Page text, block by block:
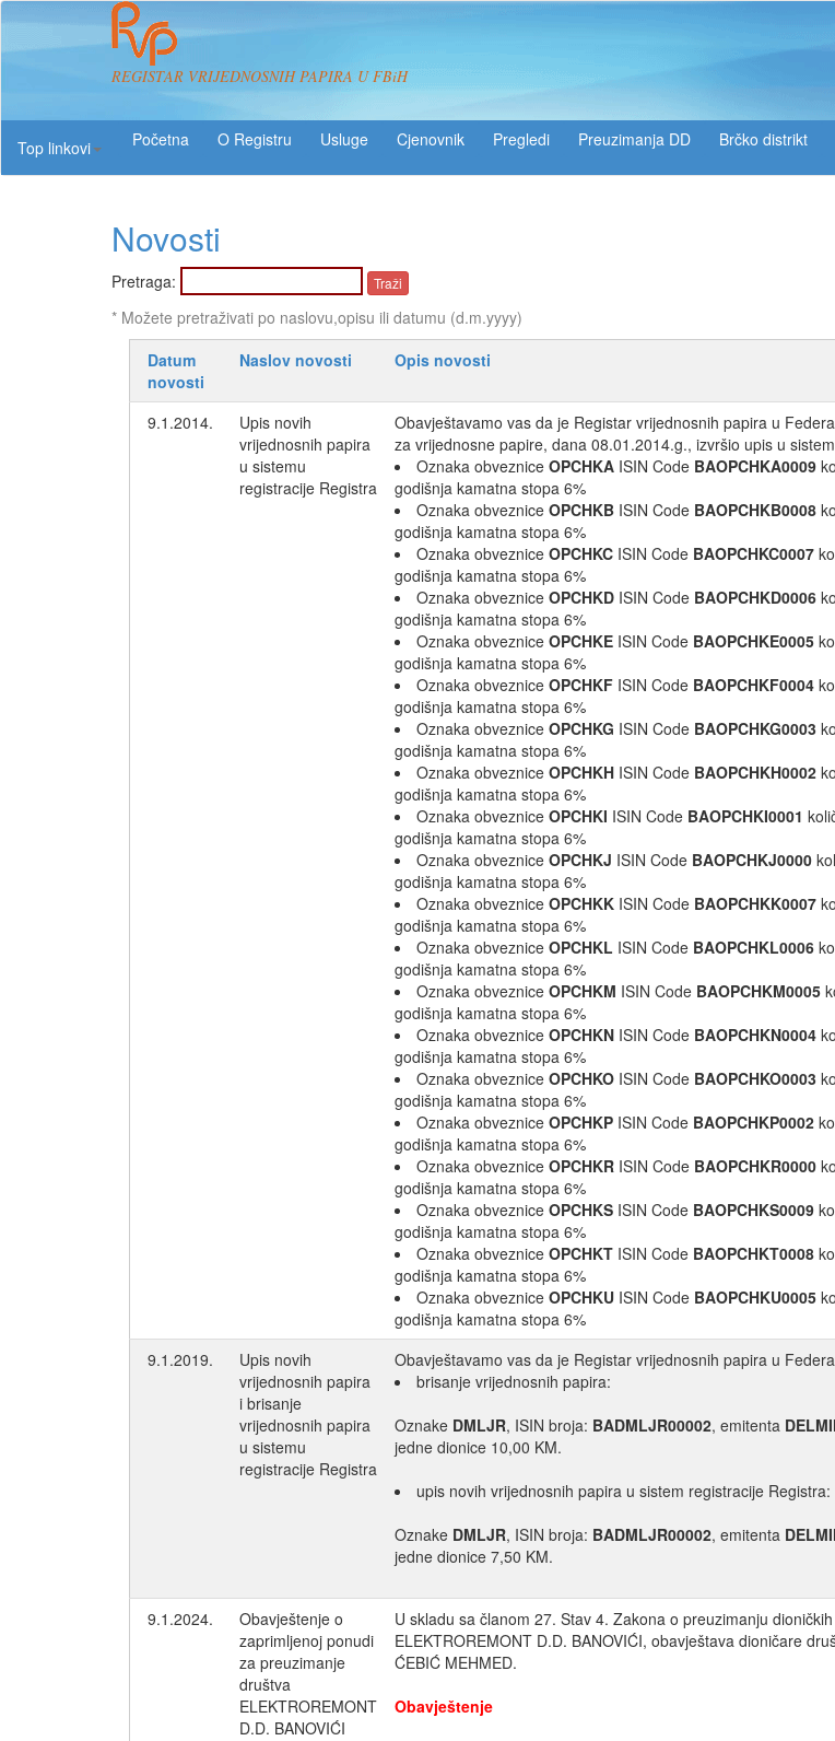
REGISTAR VRIJEDNOSNIH PAPIRA U FBiH
Top linkovi
O Registru Usluge Pregledi Preuzimanja DD Brčko distrikt
Novosti
Pretraga:
* Možete pretraživati po naslovu,opisu ili datumu (d.m.yyyy)
Datum
novosti
Naslov novosti Opis novosti
9.1.2014.
Upis novih
vrijednosnih papira
u sistemu
registracije Registra
Obavještavamo vas da je Registar vrijednosnih papira u
za vrijednosne papire, dana 08.01.2014.g., izvršio upis u
Oznaka obveznice OPCHKA ISIN Code BAOPCHKA0009
godišnja kamatna stopa 6%
Oznaka obveznice OPCHKB ISIN Code BAOPCHKB0008
godišnja kamatna stopa 6%
Oznaka obveznice OPCHKC ISIN Code BAOPCHKC0007
godišnja kamatna stopa 6%
Oznaka obveznice OPCHKD ISIN Code BAOPCHKD0006
godišnja kamatna stopa 6%
Oznaka obveznice OPCHKE ISIN Code BAOPCHKE0005
godišnja kamatna stopa 6%
Oznaka obveznice OPCHKF ISIN Code BAOPCHKF0004
godišnja kamatna stopa 6%
Oznaka obveznice OPCHKG ISIN Code BAOPCHKG0003
godišnja kamatna stopa 6%
Oznaka obveznice OPCHKH ISIN Code BAOPCHKH0002
godišnja kamatna stopa 6%
Oznaka obveznice OPCHKI ISIN Code BAOPCHKI0001
godišnja kamatna stopa 6%
Oznaka obveznice OPCHKJ ISIN Code BAOPCHKJ0000
godišnja kamatna stopa 6%
Oznaka obveznice OPCHKK ISIN Code BAOPCHKK0007
godišnja kamatna stopa 6%
Oznaka obveznice OPCHKL ISIN Code BAOPCHKL0006
godišnja kamatna stopa 6%
Oznaka obveznice OPCHKM ISIN Code BAOPCHKM0005
godišnja kamatna stopa 6%
Oznaka obveznice OPCHKN ISIN Code BAOPCHKN0004
godišnja kamatna stopa 6%
Oznaka obveznice OPCHKO ISIN Code BAOPCHKO0003
godišnja kamatna stopa 6%
Oznaka obveznice OPCHKP ISIN Code BAOPCHKP0002
godišnja kamatna stopa 6%
Oznaka obveznice OPCHKR ISIN Code BAOPCHKR0000
godišnja kamatna stopa 6%
Oznaka obveznice OPCHKS ISIN Code BAOPCHKS0009
godišnja kamatna stopa 6%
Oznaka obveznice OPCHKT ISIN Code BAOPCHKT0008
godišnja kamatna stopa 6%
Oznaka obveznice OPCHKU ISIN Code BAOPCHKU0005
godišnja kamatna stopa 6%
9.1.2019.
Upis novih
vrijednosnih papira
i brisanje
vrijednosnih papira
u sistemu
registracije Registra
Obavještavamo vas da je Registar vrijednosnih papira u
brisanje vrijednosnih papira:
Oznake DMLJR, ISIN broja: BADMLJR00002, emitenta
jedne dionice 10,00 KM.
upis novih vrijednosnih papira u sistem registracije Registra:
Oznake DMLJR, ISIN broja: BADMLJR00002, emitenta
jedne dionice 7,50 KM.
9.1.2024.
Obavještenje o
zaprimljenoj ponudi
za preuzimanje
društva
ELEKTROREMONT
D.D. BANOVIĆI
U skladu sa članom 27. Stav 4. Zakona o preuzimanju
ELEKTROREMONT D.D. BANOVIĆI, obavještava dioničare
ĆEBIĆ MEHMED.
Obavještenje